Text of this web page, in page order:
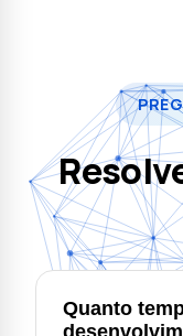
Quanto